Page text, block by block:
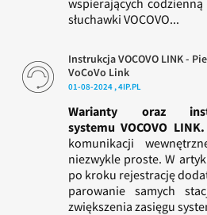
słuchawki VOCOVO...
Instrukcja VOCOVO LINK -
VoCoVo Link
01-08-2024 , 4IP.PL
Warianty oraz
systemu VOCOVO LINK.
komunikacji
niezwykle proste. W
po kroku rejestrację
parowanie samych
zwiększenia zasięgu